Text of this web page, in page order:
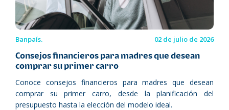
Banpaís. 02 de julio de 2026
Consejos financieros para madres que desean
comprar su primer carro
Conoce consejos financieros para madres que desean
comprar su primer carro, desde la planificación del
presupuesto hasta la elección del modelo ideal.